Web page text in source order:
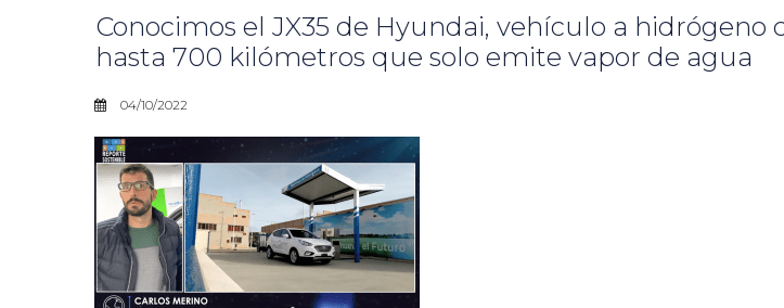
Conocimos el JX35 de Hyundai, vehículo a hidrógeno
hasta 700 kilómetros que solo emite vapor de agua
04/10/2022